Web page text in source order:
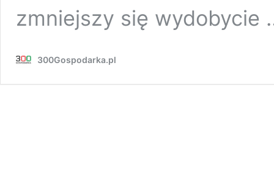
zmniejszy się
300Gospodarka.pl